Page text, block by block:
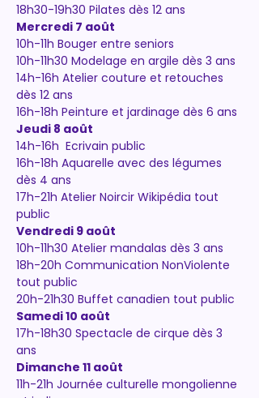
18h30-19h30 Pilates dès 12 ans
Mercredi 7 août
10h-11h Bouger entre seniors
10h-11h30 Modelage en argile dès 3 ans
14h-16h Atelier couture et retouches
dès 12 ans
16h-18h Peinture et jardinage dès 6 ans
Jeudi 8 août
14h-16h  Ecrivain public
16h-18h Aquarelle avec des légumes
dès 4 ans
17h-21h Atelier Noircir Wikipédia tout
public
Vendredi 9 août
10h-11h30 Atelier mandalas dès 3 ans
18h-20h Communication NonViolente
tout public
20h-21h30 Buffet canadien tout public
Samedi 10 août
17h-18h30 Spectacle de cirque dès 3
ans
Dimanche 11 août
11h-21h Journée culturelle mongolienne